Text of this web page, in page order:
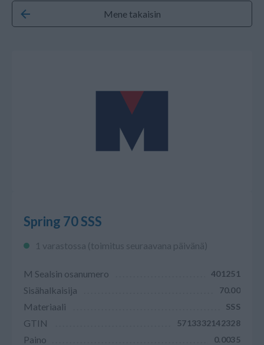
Mene takaisin
Spring 70 SSS
1 varastossa (toimitus seuraavana päivänä)
M Sealsin osanumero 401251
Sisähalkaisija 70.00
Materiaali SSS
GTIN 5713332142328
Paino 0.0035